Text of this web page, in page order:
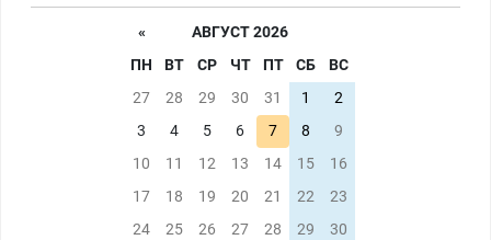
«
АВГУСТ 2026
ПН
ВТ СР ЧТ ПТ СБ
ВС
27
28 29 30 31 1
2
3
4 5 6 7 8
9
10
11 12 13 14 15
16
17
18 19 20 21 22
23
24
25 26 27 28 29
30